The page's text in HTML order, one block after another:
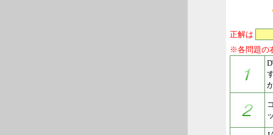
正解は
※各問題の